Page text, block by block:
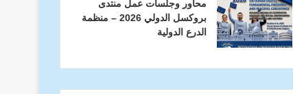
محاور وجلسات عمل منتدى
بروكسل الدولي 2026 – منظمة
الدرع الدولية